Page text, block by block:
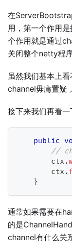
在
用，第一个作用
个作用就是通过
关闭整个netty程序
虽然我们基本上
channel毋庸置疑
接下来我们再看
public
//
        ctx
.
        ctx
.
}
通常如果需要在
的是
channel有什么关